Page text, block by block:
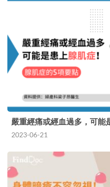
嚴重經痛或經血過多，可能
2023-06-21